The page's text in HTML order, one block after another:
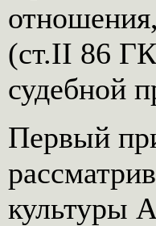
(ст.II 86
судебной
Первый
культуры